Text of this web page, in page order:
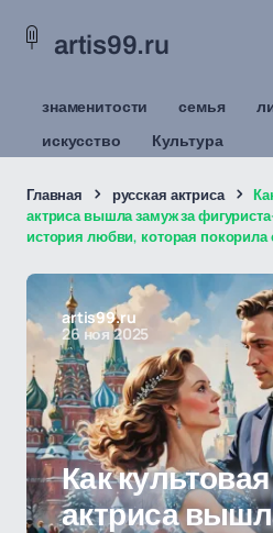
artis99.ru
знаменитости семья
искусство
Культура
Главная русская актриса
актриса вышла замуж за
история любви, которая покорила
artis99.ru
26 ноя 2025
Как
актриса